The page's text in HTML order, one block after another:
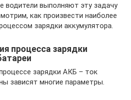
водители выполняют эту задачу
как произвести наиболее
зарядки аккумулятора.
процесса зарядки
зарядки АКБ – ток
зависят многие параметры.